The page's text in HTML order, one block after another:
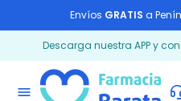
Envíos GRATIS a
Descarga nuestra APP y
menu